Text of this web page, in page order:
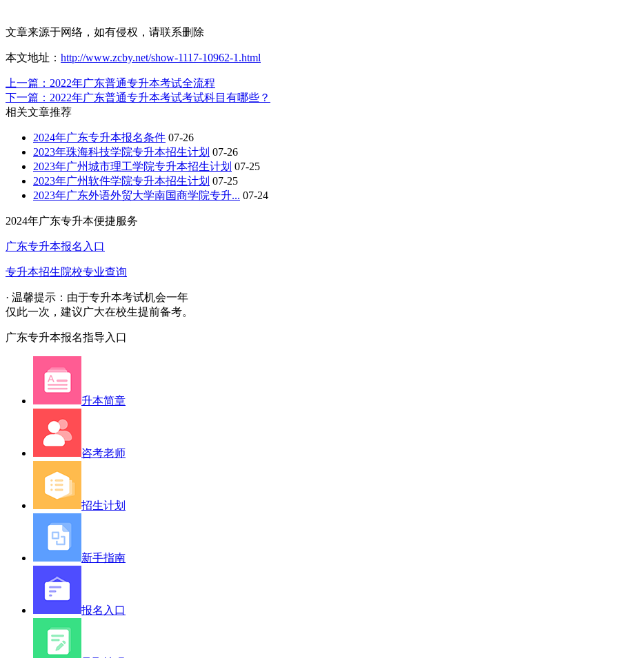
文章来源于网络，如有侵权，请联系删除
本文地址： http://www.zcby.net/show-1117-10962-1.html
上一篇：2022年广东普通专升本考试全流程
下一篇：2022年广东普通专升本考试考试科目有哪些？
相关文章推荐
2024年广东专升本报名条件 07-26
2023年珠海科技学院专升本招生计划 07-26
2023年广州城市理工学院专升本招生计划 07-25
2023年广州软件学院专升本招生计划 07-25
2023年广东外语外贸大学南国商学院专升... 07-24
2024年广东专升本便捷服务
广东专升本报名入口
专升本招生院校专业查询
· 温馨提示：由于专升本考试机会一年
仅此一次，建议广大在校生提前备考。
广东专升本报名指导入口
升本简章
咨考老师
招生计划
新手指南
报名入口